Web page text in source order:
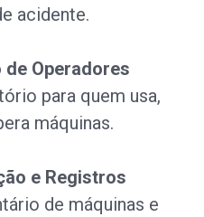
acidente.
de Operadores
para quem usa,
máquinas.
e Registros
de máquinas e